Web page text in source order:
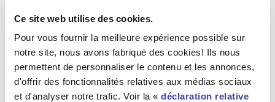
Ce site web utilise des cookies.
Pour vous fournir la meilleure expérience possible sur
notre site, nous avons fabriqué des cookies! Ils nous
permettent de personnaliser le contenu et les annonces,
d'offrir des fonctionnalités relatives aux médias sociaux
et d'analyser notre trafic. Voir la « déclaration relative
Voile
1 panière = 2.40 x 2.20, hauteur 1.43 m = 600 kg
Moteur/finitions/sangles